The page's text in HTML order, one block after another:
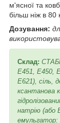
м'ясної та
більш ніж в 80
Дозування:
Склад:
E451, E450,
E621), сіль,
ксантанова
натрію (або
емульгатор: